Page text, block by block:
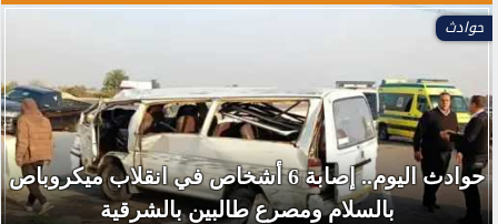
حوادث
حوادث اليوم.. إصابة 6 أشخاص في انقلاب ميكروباص
بالسلام ومصرع طالبين بالشرقية